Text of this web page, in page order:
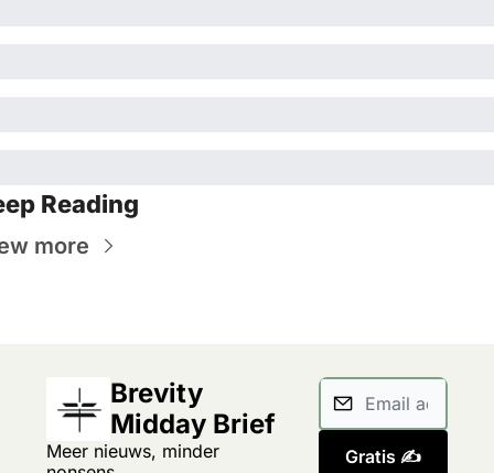
Reading
more
Brevity
Midday Brief
Meer nieuws, minder
Gratis ✍️